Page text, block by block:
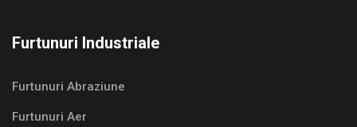
Furtunuri Industriale
Furtunuri Abraziune
Furtunuri Aer